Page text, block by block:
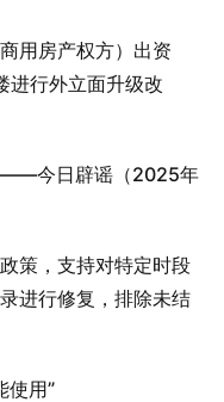
用房产权方）出资
进行外立面升级改
今日辟谣（2025年
策，支持对特定时段
进行修复，排除未结
使用”